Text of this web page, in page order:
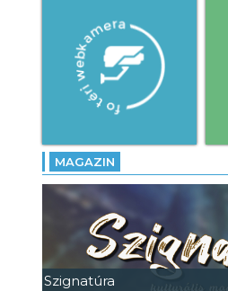
MAGAZIN
Szignatúra